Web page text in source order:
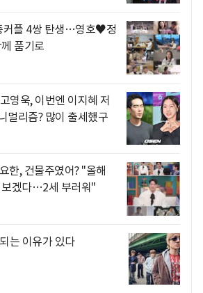
커플 4쌍 탄생…영호♥정
품기로
영욱, 이번엔 이지혜 저
멀리즘? 많이 출세했구
한, 건물주였어? "올해
보겠다…2세 부러워"
는 이유가 있다